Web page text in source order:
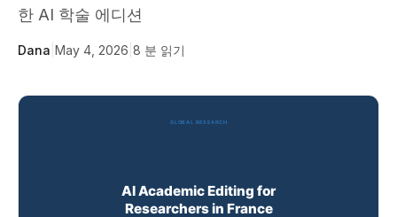
한 AI 학술 에디션
Dana May 4, 2026 8 분 읽기